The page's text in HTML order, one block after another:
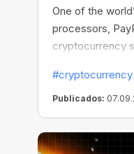
One of the
processors,
cryptocurrency
#cryptocurrency
Publicados: